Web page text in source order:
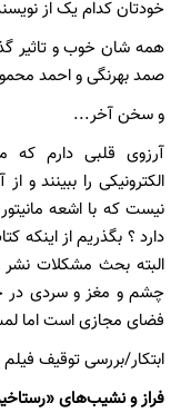
خودتان کدام یک از
همه شان خوب و تاثیر
صمد بهرنگی و احمد
و سخن آخر...
آرزوی قلبی دارم که
الکترونیکی را ببینند
نیست که با اشعه
دارد ؟ بگذریم از اینکه
البته بحث مشکلات
چشم و مغز و سردی در
فضای مجازی است اما
ابتکار/بررسی توقیف
فراز و نشیب‌های